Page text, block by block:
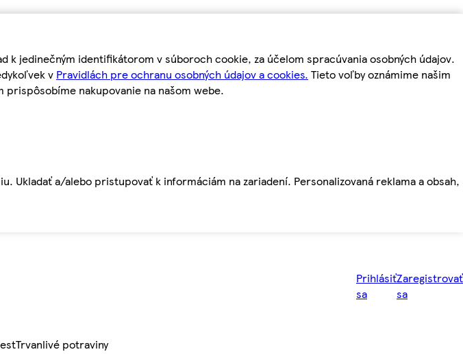
jedinečným identifikátorom v súboroch cookie, za účelom spracúvania osobných údajov.
v Pravidlách pre ochranu osobných údajov a cookies. Tieto voľby oznámime našim
prispôsobíme nakupovanie na našom webe.
Ukladať a/alebo pristupovať k informáciám na zariadení. Personalizovaná reklama a obsah,
Prihlásiť
sa
Zaregistrovať
sa
Trvanlivé potraviny